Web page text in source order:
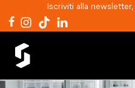
Iscriviti alla